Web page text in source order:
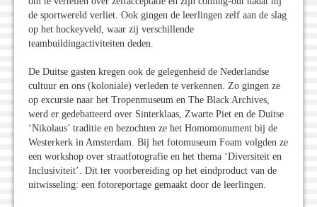
de sportwereld verliet. Ook gingen de leerlingen zelf aan de slag
op het hockeyveld, waar zij verschillende
teambuildingactiviteiten deden.
De Duitse gasten kregen ook de gelegenheid de Nederlandse
cultuur en ons (koloniale) verleden te verkennen. Zo gingen ze
op excursie naar het Tropenmuseum en The Black Archives,
werd er gedebatteerd over Sinterklaas, Zwarte Piet en de Duitse
‘Nikolaus’ traditie en bezochten ze het Homomonument bij de
Westerkerk in Amsterdam. Bij het fotomuseum Foam volgden ze
een workshop over straatfotografie en het thema ‘Diversiteit en
Inclusiviteit’. Dit ter voorbereiding op het eindproduct van de
uitwisseling: een fotoreportage gemaakt door de leerlingen.